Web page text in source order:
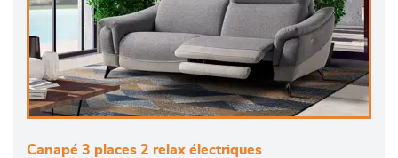
Canapé 3 places 2 relax électriques